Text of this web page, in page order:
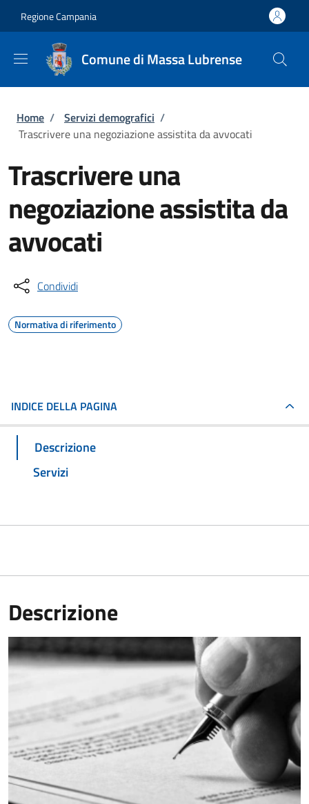
Regione Campania
Comune di Massa Lubrense
Briciole di pane
Home / Servizi demografici /
Trascrivere una negoziazione assistita da avvocati
Trascrivere una
negoziazione assistita da
avvocati
Condividi
Normativa di riferimento
INDICE DELLA PAGINA
Descrizione
Servizi
Descrizione